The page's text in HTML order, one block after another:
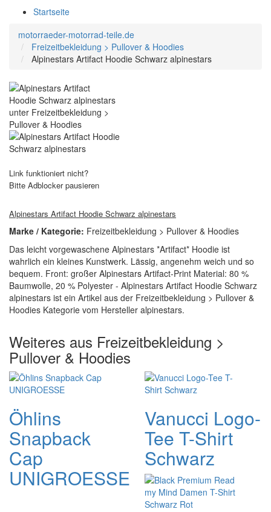
Startseite
motorraeder-motorrad-teile.de
Freizeitbekleidung > Pullover & Hoodies
Alpinestars Artifact Hoodie Schwarz alpinestars
Link funktioniert nicht?
Bitte Adblocker pausieren
Alpinestars Artifact Hoodie Schwarz alpinestars
Marke / Kategorie: Freizeitbekleidung > Pullover & Hoodies
Das leicht vorgewaschene Alpinestars *Artifact* Hoodie ist
wahrlich ein kleines Kunstwerk. Lässig, angenehm weich und so
bequem. Front: großer Alpinestars Artifact-Print Material: 80 %
Baumwolle, 20 % Polyester - Alpinestars Artifact Hoodie Schwarz
alpinestars ist ein Artikel aus der Freizeitbekleidung > Pullover &
Hoodies Kategorie vom Hersteller alpinestars.
Weiteres aus Freizeitbekleidung >
Pullover & Hoodies
Öhlins
Snapback
Cap
UNIGROESSE
Vanucci Logo-
Tee T-Shirt
Schwarz